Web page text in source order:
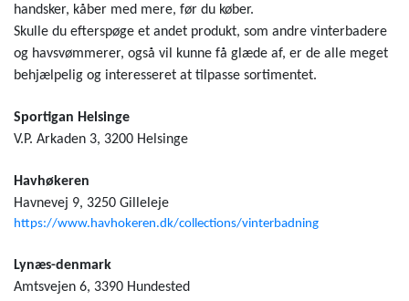
handsker, kåber med mere, før du køber.
Skulle du efterspøge et andet produkt, som andre vinterbadere
og havsvømmerer, også vil kunne få glæde af, er de alle meget
behjælpelig og interesseret at tilpasse sortimentet.
Sportigan Helsinge
V.P. Arkaden 3, 3200 Helsinge
Havhøkeren
Havnevej 9, 3250 Gilleleje
https://www.havhokeren.dk/collections/vinterbadning
Lynæs-denmark
Amtsvejen 6, 3390 Hundested